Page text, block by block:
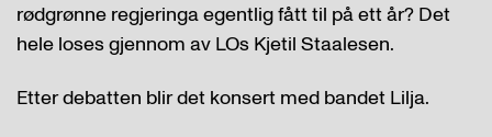
rødgrønne regjeringa egentlig fått til på ett år? Det
hele loses gjennom av LOs Kjetil Staalesen.
Etter debatten blir det konsert med bandet Lilja.